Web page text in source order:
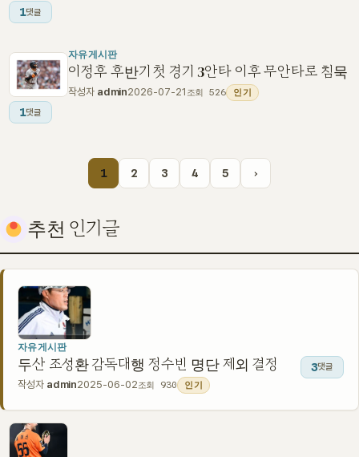
1댓글
자유게시판
이정후 후반기 첫 경기 3안타 이후 무안타로 침묵
작성자 admin2026-07-21 조회 526 인기
1댓글
1 2 3 4 5 ›
추천 인기글
자유게시판
두산 조성환 감독대행 정수빈 명단 제외 결정
작성자 admin2025-06-02조회 930 인기
3댓글